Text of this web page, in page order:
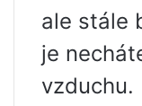
ale stále
je
vzduchu.